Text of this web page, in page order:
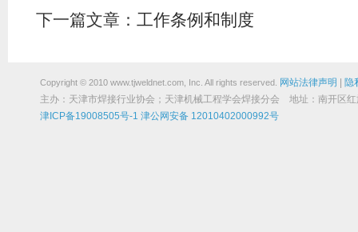
下一篇文章： 工作条例和制度
Copyright © 2010 www.tjweldnet.com, Inc. All rights reserved. 网站法律声明
隐
主办：天津市焊接行业协会；天津机械工程学会焊接分会 地址：南开
津ICP备19008505号-1 津公网安备 12010402000992号